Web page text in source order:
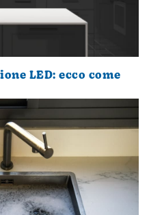
LED: ecco come